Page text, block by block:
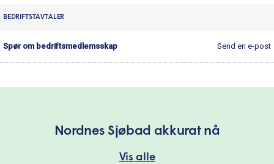
BEDRIFTSTAVTALER
Spør om bedriftsmedlemsskap Send en e-post
Nordnes Sjøbad akkurat nå
Vis alle